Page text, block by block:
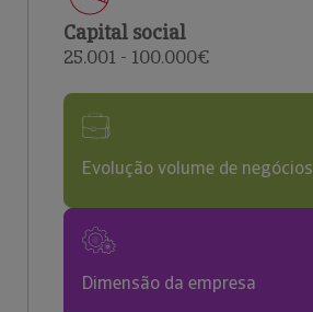
Capital social
25.001 - 100.000€
Evolução volume de negócios
Dimensão da empresa